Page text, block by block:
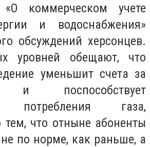
коммерческом учете
и водоснабжения»
обсуждений херсонцев.
уровней обещают, что
уменьшит счета за
и поспособствует
потребления газа,
тем, что отныне абоненты
не по норме, как раньше, а